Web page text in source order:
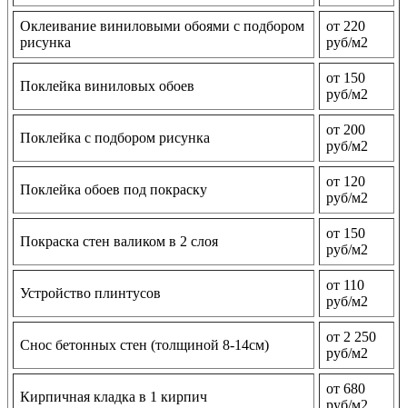
Оклеивание виниловыми обоями с подбором
рисунка
от 220
руб/м2
Поклейка виниловых обоев
от 150
руб/м2
Поклейка с подбором рисунка
от 200
руб/м2
Поклейка обоев под покраску
от 120
руб/м2
Покраска стен валиком в 2 слоя
от 150
руб/м2
Устройство плинтусов
от 110
руб/м2
Снос бетонных стен (толщиной 8-14см)
от 2 250
руб/м2
Кирпичная кладка в 1 кирпич
от 680